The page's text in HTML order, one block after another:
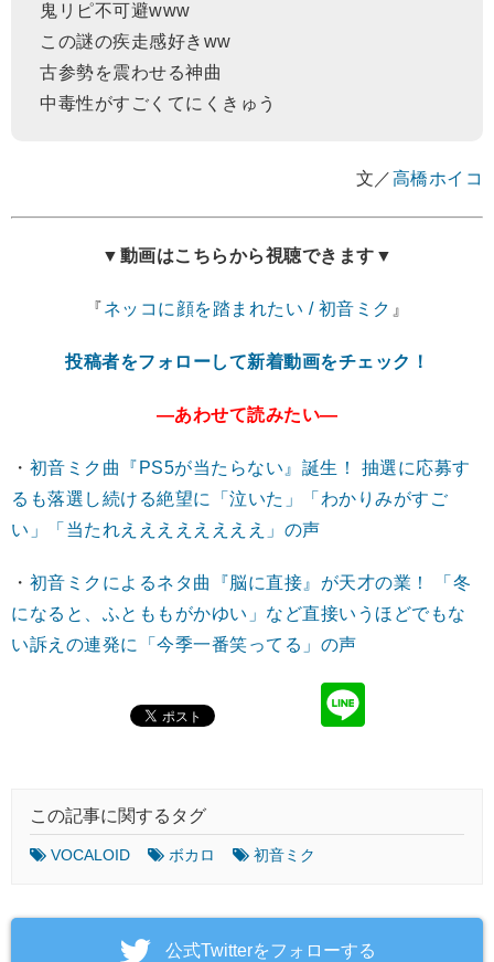
鬼リピ不可避www
この謎の疾走感好きww
古参勢を震わせる神曲
中毒性がすごくてにくきゅう
文／高橋ホイコ
▼動画はこちらから視聴できます▼
『ネッコに顔を踏まれたい / 初音ミク 』
投稿者をフォローして新着動画をチェック！
―あわせて読みたい―
・ 初音ミク曲『PS5が当たらない』誕生！ 抽選に応募す
るも落選し続ける絶望に「泣いた」「わかりみがすご
い」「当たれええええええええ」の声
・ 初音ミクによるネタ曲『脳に直接』が天才の業！ 「冬
になると、ふとももがかゆい」など直接いうほどでもな
い訴えの連発に「今季一番笑ってる」の声
この記事に関するタグ
VOCALOID ボカロ 初音ミク
‎公式Twitterをフォローする